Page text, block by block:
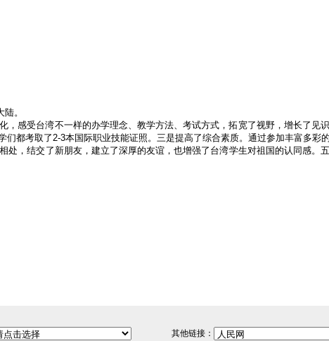
。
感受台湾不一样的办学理念、教学方法、考试方式，拓宽了视野，增长了见
都考取了2-3本国际职业技能证照。三是提高了综合素质。通过参加丰富多彩
，结交了新朋友，建立了深厚的友谊，也增强了台湾学生对祖国的认同感。
其他链接：